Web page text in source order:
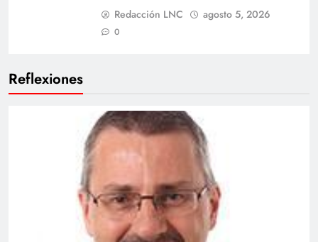
Reflexiones
Redacción LNC agosto 5, 2026
0